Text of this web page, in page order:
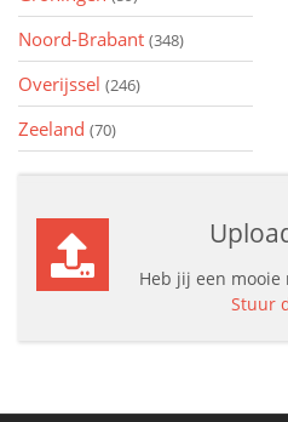
Noord-Brabant (348)
Overijssel (246)
Zeeland (70)
Heb jij een mooie
Stuur